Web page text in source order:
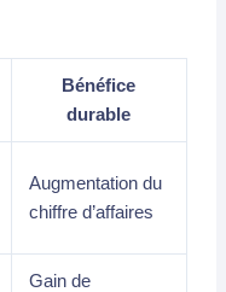
Bénéfice
durable
Augmentation du
chiffre d’affaires
Gain de